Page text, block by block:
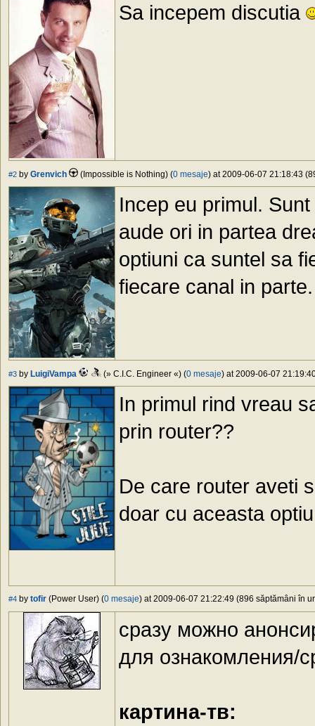
Sa incepem discutia
#2 by Grenvich (Impossible is Nothing) (0 mesaje) at 2009-06-07 21:18:43
Incep eu primul.
aude ori in partea
optiuni ca suntel sa
fiecare canal in
#3 by LuigiVampa (» C.I.C. Engineer «) (0 mesaje) at 2009-06-07
In primul rind vreau
prin router??
De care router aveti
doar cu aceasta
#4 by tofir (Power User) (0 mesaje) at 2009-06-07 21:22:49 (896 săptămâni în
сразу можно
для ознакомления/
картина-тв: